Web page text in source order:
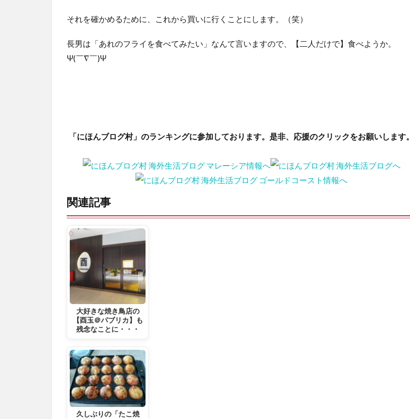
それを確かめるために、これから買いに行くことにします。（笑）
長男は「あれのフライを食べてみたい」なんて言いますので、【二人だけで】食べようか。
Ψ(￣∇￣)Ψ
「にほんブログ村」のランキングに参加しております。是非、応援のクリックをお願いします。
関連記事
大好きな焼き鳥店の
【酉玉＠パブリカ】も
残念なことに・・・
久しぶりの「たこ焼